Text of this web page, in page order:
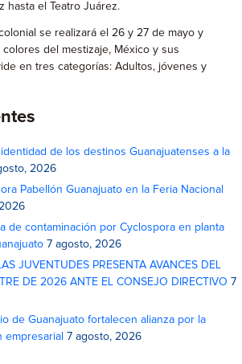
hasta el Teatro Juárez.
se realizará el 26 y 27 de mayo y
colores del mestizaje, México y sus
en tres categorías: Adultos, jóvenes y
de los destinos Guanajuatenses a la
2026
Pabellón Guanajuato en la Feria Nacional
de contaminación por Cyclospora en planta
7 agosto, 2026
JUVENTUDES PRESENTA AVANCES DEL
DE 2026 ANTE EL CONSEJO DIRECTIVO 7
de Guanajuato fortalecen alianza por la
empresarial 7 agosto, 2026